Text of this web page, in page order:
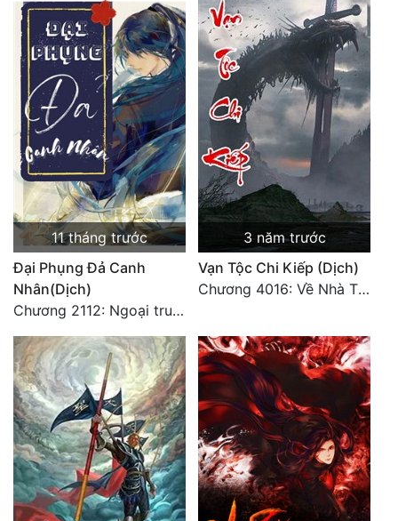
Vô Sỉ
Điềm Đạm
11 tháng trước
Đại Phụng Đả Canh
Nhân(Dịch)
Chương 2112: Ngoại truyện 3 - Tiệc mừng công
3 năm trước
Vạn Tộc Chi Kiếp (Dịch)
Chương 4016: Về Nhà Thôi... (Đại Kết Cục)